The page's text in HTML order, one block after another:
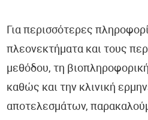
Για περισσότερες
πλεονεκτήματα και τους
μεθόδου, τη
καθώς και την κλινική
αποτελεσμάτων,